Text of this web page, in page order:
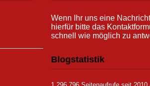
Wenn Ihr uns eine
hierfür bitte das
schnell wie möglich zu
Blogstatistik